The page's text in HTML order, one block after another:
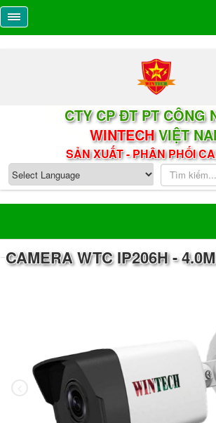
CTY CP ĐT PT CÔNG
WINTECHVIỆT
SẢN XUẤT - PHÂN PHỐI
CAMERA WTC IP206H -